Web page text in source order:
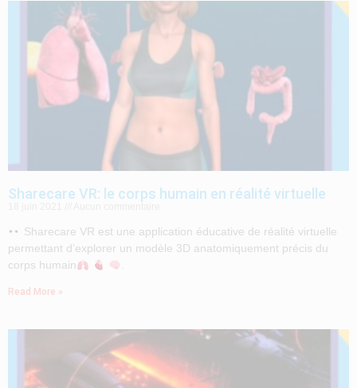
Sharecare VR: le corps humain en réalité virtuelle
Sharecare VR est une application éducative de réalité virtuelle
permettant d’explorer un modèle 3D anatomiquement précis du
corps humain
.
Read More »